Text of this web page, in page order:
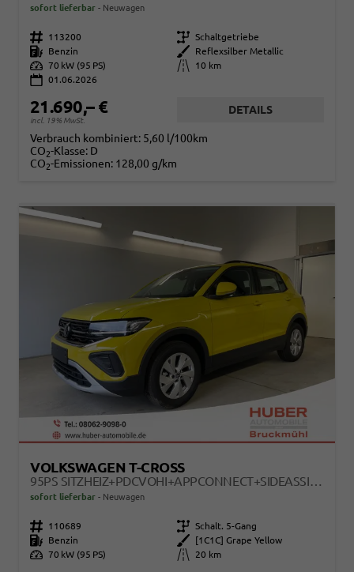
sofort lieferbar Neuwagen
Fahrzeugnr. 113200 Getriebe Schaltgetriebe
Kraftstoff
Benzin Außenfarbe
Reflexsilber Metallic
Leistung 70 kW (95 PS) Kilometerstand
10 km
01.06.2026
21.690,– €
incl. 19% MwSt.
DETAILS
Verbrauch kombiniert: 5,60 l/100km
CO2-Klasse: D
CO2-Emissionen: 128,00 g/km
VOLKSWAGEN T-CROSS
95PS SITZHEIZ+PDCVOHI+APPCONNECT+SIDEASSIST+TRAVELASSIST+ACC+KLIMA
sofort lieferbar Neuwagen
Fahrzeugnr. 110689 Getriebe Schalt. 5-Gang
Kraftstoff
Benzin Außenfarbe
[1C1C] Grape Yellow
Leistung 70 kW (95 PS) Kilometerstand 20 km